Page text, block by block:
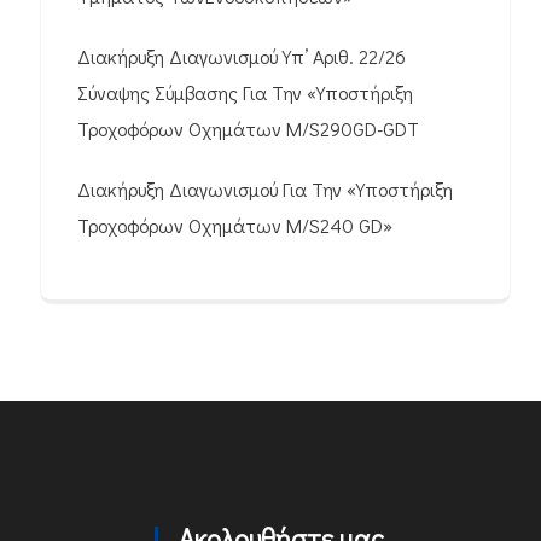
Διακήρυξη Διαγωνισμού Υπ’ Αριθ. 22/26
Σύναψης Σύμβασης Για Την «Υποστήριξη
Τροχοφόρων Οχημάτων M/S290GD-GDT
Διακήρυξη Διαγωνισμού Για Την «Υποστήριξη
Τροχοφόρων Οχημάτων M/S240 GD»